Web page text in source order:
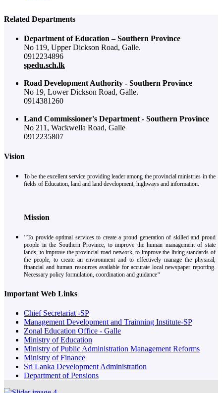
Related Departments
Department of Education – Southern Province
No 119, Upper Dickson Road, Galle.
0912234896
spedu.sch.lk
Road Development Authority - Southern Province
No 19, Lower Dickson Road, Galle.
0914381260
Land Commissioner's Department - Southern Province
No 211, Wackwella Road, Galle
0912235807
Vision
To be the excellent service providing leader among the provincial ministries in the
fields of Education, land and land development, highways and information.
Mission
‘‘To provide optimal services to create a proud generation of skilled and proud
people in the Southern Province, to improve the human management of state
lands, to improve the provincial road network, to improve the living standards of
the people, to create an environment and to effectively manage the physical,
financial and human resources available for accurate local newspaper reporting.
Necessary policy formulation, coordination and guidance‘‘
Important Web Links
Chief Secretariat -SP
Management Development and Trainning Institute-SP
Zonal Education Office - Galle
Ministry of Education
Ministry of Public Administration Management Reforms
Ministry of Finance
Sri Lanka Development Administration
Department of Pensions